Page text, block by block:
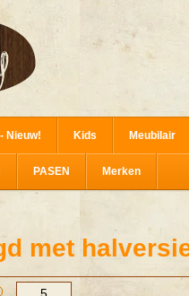
Nieuw! Kids Meubilair
PASEN Merken
met